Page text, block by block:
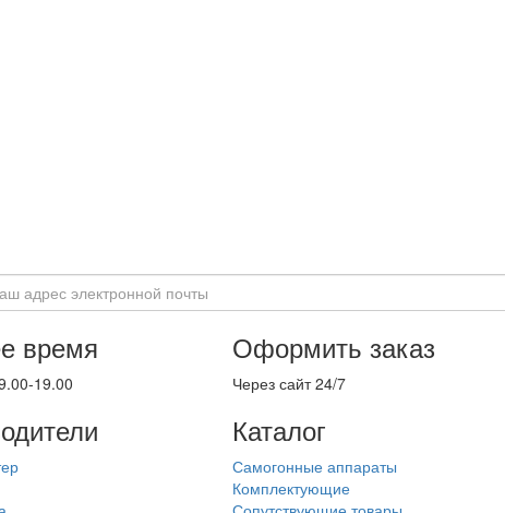
время
19.00
Оформить заказ
Через сайт 24/7
Каталог
Самогонные аппараты
Комплектующие